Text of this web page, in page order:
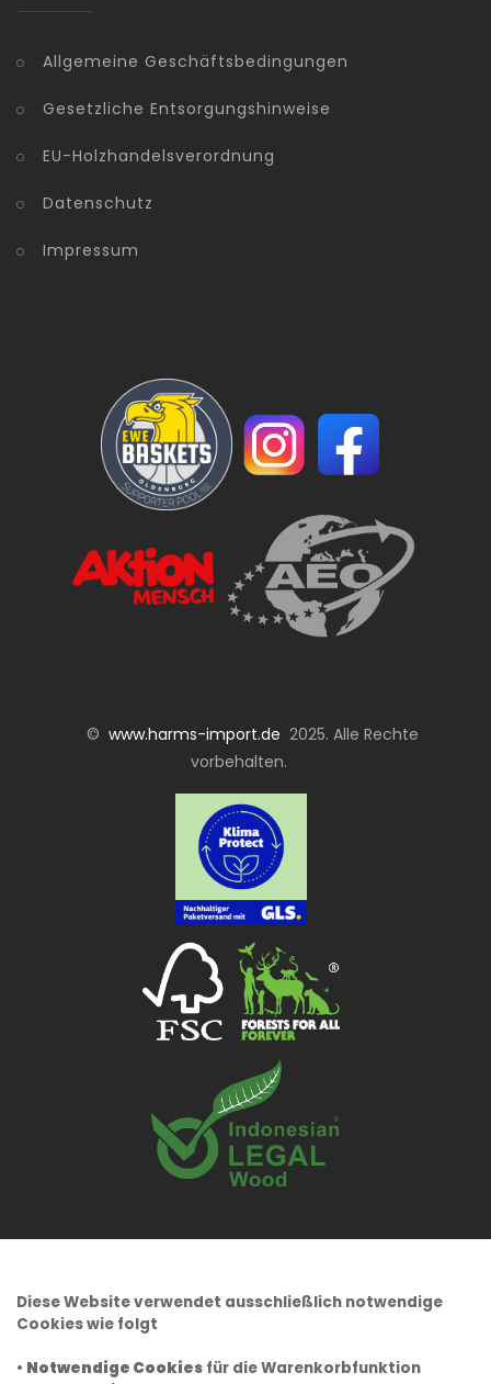
Allgemeine Geschäftsbedingungen
Gesetzliche Entsorgungshinweise
EU-Holzhandelsverordnung
Datenschutz
Impressum
© www.harms-import.de 2025. Alle Rechte
vorbehalten.
Diese Website verwendet ausschließlich notwendige
Cookies wie folgt
• Notwendige Cookies für die Warenkorbfunktion